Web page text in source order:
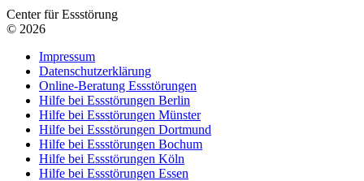
Center für Essstörung
© 2026
Impressum
Datenschutzerklärung
Online-Beratung Essstörungen
Hilfe bei Essstörungen Berlin
Hilfe bei Essstörungen Münster
Hilfe bei Essstörungen Dortmund
Hilfe bei Essstörungen Bochum
Hilfe bei Essstörungen Köln
Hilfe bei Essstörungen Essen